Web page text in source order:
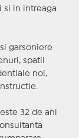
si in intreaga
garsoniere
spatii
noi,
32 de ani